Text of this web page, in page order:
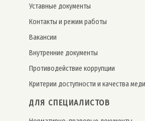
Уставные документы
Контакты и режим работы
Вакансии
Внутренние документы
Противодействие коррупции
Критерии доступности и качества
ДЛЯ СПЕЦИАЛИСТОВ